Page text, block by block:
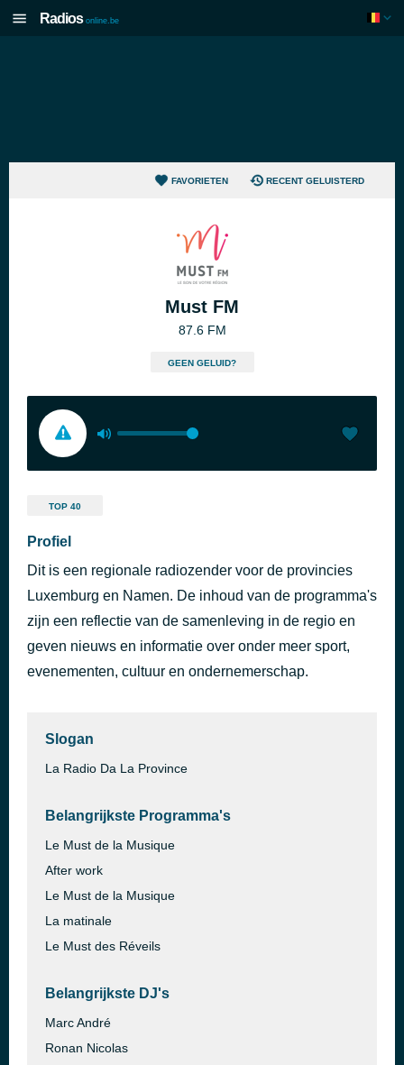
Radios online.be
FAVORIETEN RECENT GELUISTERD
Must FM
87.6 FM
GEEN GELUID?
TOP 40
Profiel
Dit is een regionale radiozender voor de provincies
Luxemburg en Namen. De inhoud van de programma's
zijn een reflectie van de samenleving in de regio en
geven nieuws en informatie over onder meer sport,
evenementen, cultuur en ondernemerschap.
Slogan
La Radio Da La Province
Belangrijkste Programma's
Le Must de la Musique
After work
Le Must de la Musique
La matinale
Le Must des Réveils
Belangrijkste DJ's
Marc André
Ronan Nicolas